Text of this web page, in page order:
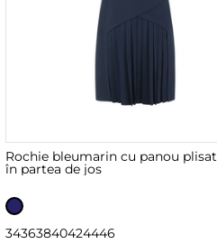
Rochie bleumarin cu panou plisat
în partea de jos
34363840424446